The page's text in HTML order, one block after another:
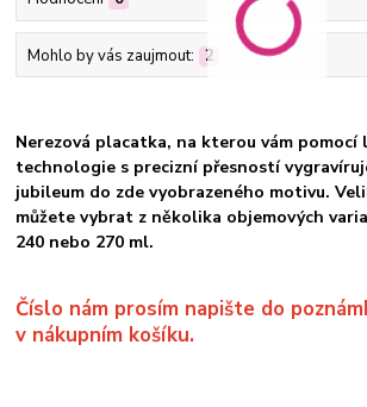
Mohlo by vás zaujmout: 2
Nerezová placatka, na kterou vám pomocí
technologie s precizní přesností
jubileum do zde vyobrazeného motivu.
můžete vybrat z několika objemových
240 nebo 270 ml.
Číslo nám prosím napište do
v nákupním košíku.